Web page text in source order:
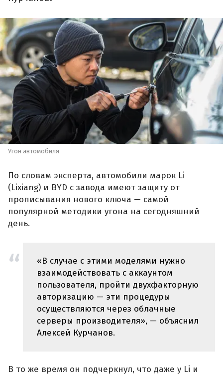
Угон автомобиля
По словам эксперта, автомобили марок Li
(Lixiang) и BYD с завода имеют защиту от
прописывания нового ключа — самой
популярной методики угона на сегодняшний
день.
«В случае с этими моделями нужно
взаимодействовать с аккаунтом
пользователя, пройти двухфакторную
авторизацию — эти процедуры
осуществляются через облачные
серверы производителя», — объяснил
Алексей Курчанов.
В то же время он подчеркнул, что даже у Li и